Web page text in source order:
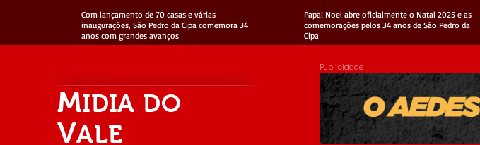
Com lançamento de 70 casas e várias
inaugurações, São Pedro da Cipa comemora 34
anos com grandes avanços
Papai Noel abre oficialmente o Natal 2025 e as
comemorações pelos 34 anos de São Pedro da
Cipa
MIDIA DO
VALE
Publicidade